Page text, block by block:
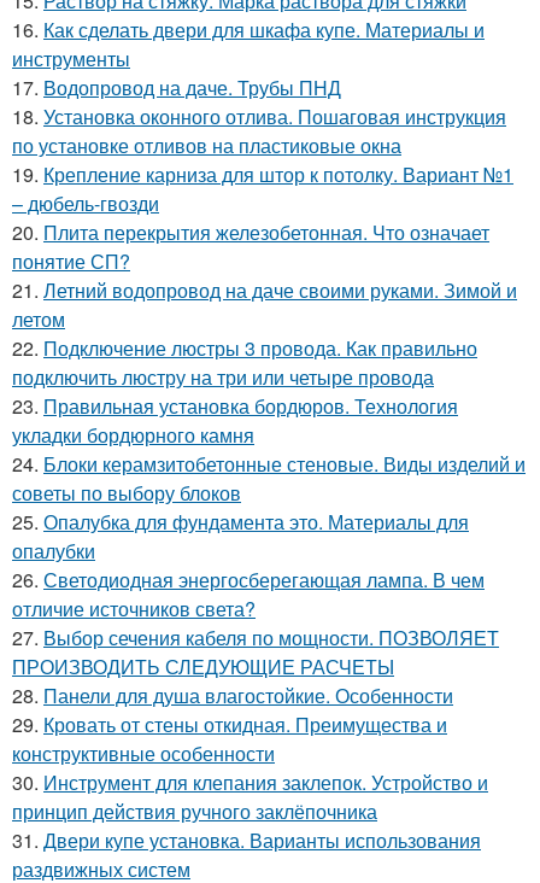
16. Как сделать двери для шкафа купе. Материалы и
инструменты
17. Водопровод на даче. Трубы ПНД
18. Установка оконного отлива. Пошаговая инструкция
по установке отливов на пластиковые окна
19. Крепление карниза для штор к потолку. Вариант №1
– дюбель-гвозди
20. Плита перекрытия железобетонная. Что означает
понятие СП?
21. Летний водопровод на даче своими руками. Зимой и
летом
22. Подключение люстры 3 провода. Как правильно
подключить люстру на три или четыре провода
23. Правильная установка бордюров. Технология
укладки бордюрного камня
24. Блоки керамзитобетонные стеновые. Виды изделий и
советы по выбору блоков
25. Опалубка для фундамента это. Материалы для
опалубки
26. Светодиодная энергосберегающая лампа. В чем
отличие источников света?
27. Выбор сечения кабеля по мощности. ПОЗВОЛЯЕТ
ПРОИЗВОДИТЬ СЛЕДУЮЩИЕ РАСЧЕТЫ
28. Панели для душа влагостойкие. Особенности
29. Кровать от стены откидная. Преимущества и
конструктивные особенности
30. Инструмент для клепания заклепок. Устройство и
принцип действия ручного заклёпочника
31. Двери купе установка. Варианты использования
раздвижных систем